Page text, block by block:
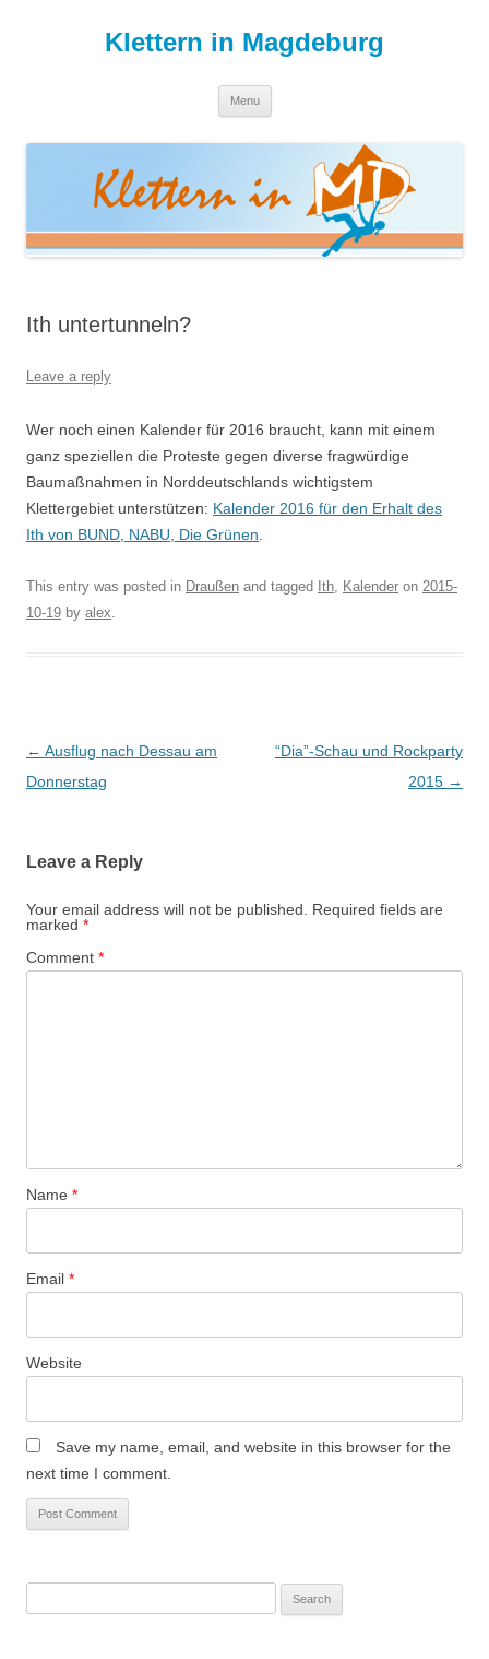
Klettern in Magdeburg
Menu
Ith untertunneln?
Leave a reply
Wer noch einen Kalender für 2016 braucht, kann mit einem
ganz speziellen die Proteste gegen diverse fragwürdige
Baumaßnahmen in Norddeutschlands wichtigstem
Klettergebiet unterstützen: Kalender 2016 für den Erhalt des
Ith von BUND, NABU, Die Grünen
This entry was posted in Draußen and tagged Ith Kalender on 2015-
10-19 by alex
Post
navigation
← Ausflug nach Dessau am
Donnerstag
“Dia”-Schau und Rockparty
2015 →
Leave a Reply
Your email address will not be published.
Required fields are
marked *
Comment *
Name *
Email *
Website
Save my name, email, and website in this browser for the
next time I comment.